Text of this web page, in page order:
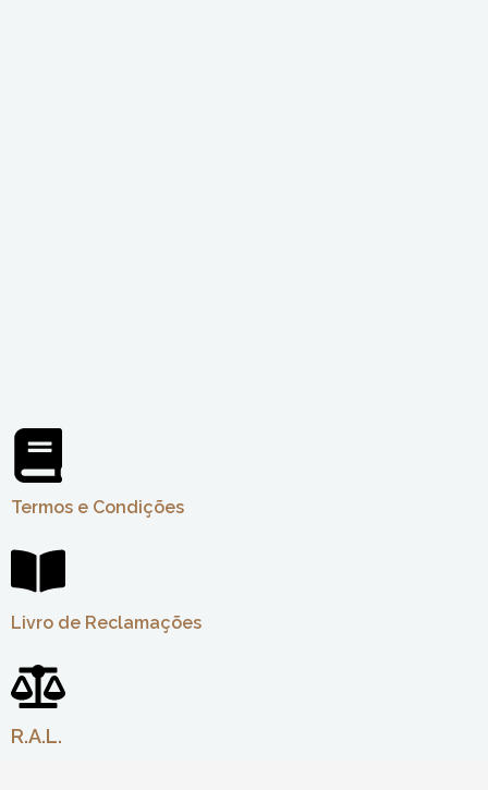
Termos e Condições
Livro de Reclamações
R.A.L.